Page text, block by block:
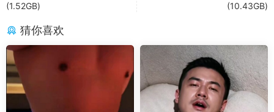
(1.52GB)
(10.43GB)
猜你喜欢